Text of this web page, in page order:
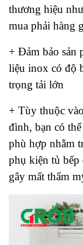
thương hiệu
mua phải hàng
+ Đảm bảo sản
liệu inox có độ
trọng tải lớn
+ Tùy thuộc
đình, bạn có
phù hợp nhằm
phụ kiện tủ bếp
gây mất thẩm